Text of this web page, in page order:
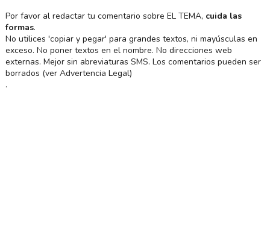
Por favor al redactar tu comentario sobre EL TEMA, cuida las
formas.
No utilices 'copiar y pegar' para grandes textos, ni mayúsculas en
exceso. No poner textos en el nombre. No direcciones web
externas. Mejor sin abreviaturas SMS. Los comentarios pueden ser
borrados (ver Advertencia Legal)
.